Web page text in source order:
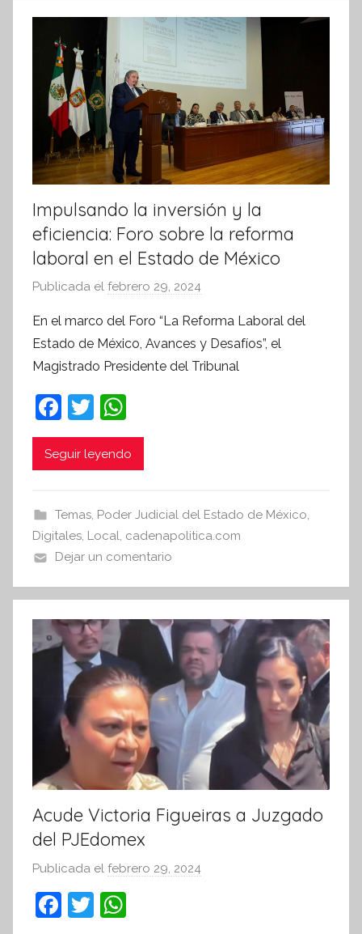
Impulsando la inversión y la
eficiencia: Foro sobre la reforma
laboral en el Estado de México
Publicada el febrero 29, 2024
r
S
n
r
m
a
t
i
En el marco del Foro “La Reforma Laboral del
Estado de México, Avances y Desafíos”, el
Magistrado Presidente del Tribunal
F
a
c
b
o
o
k
T
w
itt
h
at
A
p
p
Seguir leyendo
Temas, Poder Judicial del Estado de México,
Digitales, Local, cadenapolitica.com
Dejar un comentario
Acude Victoria Figueiras a Juzgado
del PJEdomex
Publicada el febrero 29, 2024
F
T